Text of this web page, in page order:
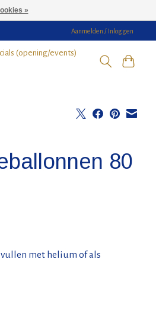
Aanmelden / Inloggen
(opening/events)
80
met helium of als
»